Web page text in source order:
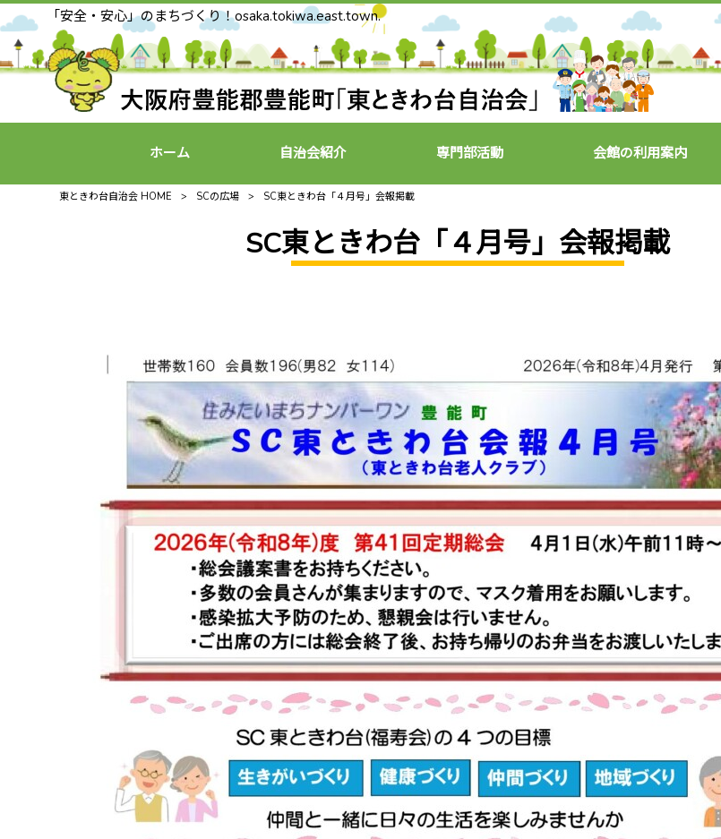
「安全・安心」のまちづくり！osaka.tokiwa.east.town.
ホーム 自治会紹介 専門部活動 会館の利用案内
東ときわ台自治会 HOME > SCの広場 > SC東ときわ台「４月号」会報掲載
SC東ときわ台「４月号」会報掲載